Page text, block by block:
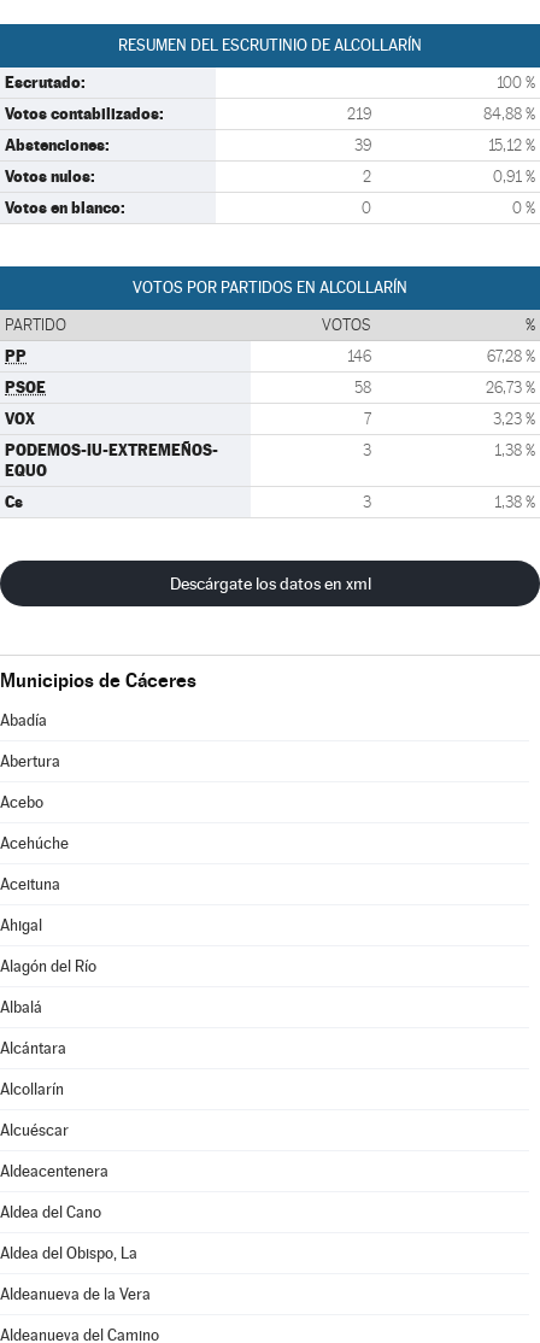
RESUMEN DEL ESCRUTINIO DE ALCOLLARÍN
Escrutado: 100 %
Votos contabilizados: 219 84,88 %
Abstenciones: 39 15,12 %
Votos nulos: 2 0,91 %
Votos en blanco: 0 0 %
VOTOS POR PARTIDOS EN ALCOLLARÍN
PARTIDO VOTOS %
PP 146 67,28 %
PSOE 58 26,73 %
VOX 7 3,23 %
PODEMOS-IU-EXTREMEÑOS-
EQUO
3 1,38 %
Cs 3 1,38 %
Descárgate los datos en xml
Municipios de Cáceres
Abadía
Abertura
Acebo
Acehúche
Aceituna
Ahigal
Alagón del Río
Albalá
Alcántara
Alcollarín
Alcuéscar
Aldeacentenera
Aldea del Cano
Aldea del Obispo, La
Aldeanueva de la Vera
Aldeanueva del Camino